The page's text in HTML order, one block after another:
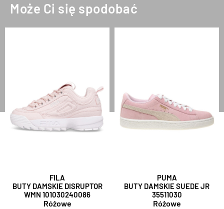
Może Ci się spodobać
FILA
BUTY DAMSKIE DISRUPTOR
WMN 101030240086
Różowe
PUMA
BUTY DAMSKIE SUEDE JR
35511030
Różowe